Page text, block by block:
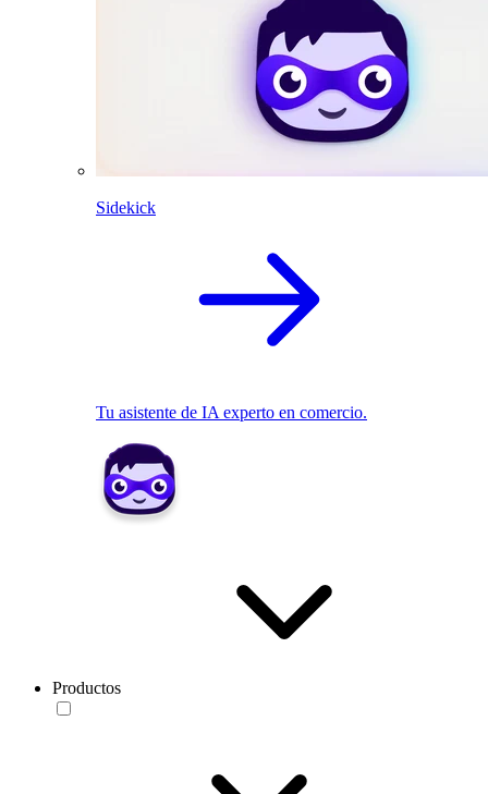
Sidekick
Tu asistente de IA experto en comercio.
Productos